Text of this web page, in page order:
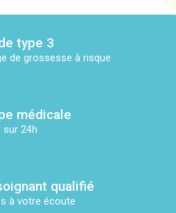
type 3
de grossesse à risque
médicale
sur 24h
qualifié
à votre écoute